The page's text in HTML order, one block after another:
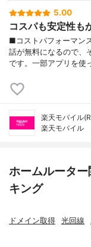
5.00
コスパも安定性も
■コストパフォーマン
話が無料になるので、
です。一部アプリを使
楽天モバイル
楽天モバイル
ホームルータ
キング
ドメイン取得 光回線